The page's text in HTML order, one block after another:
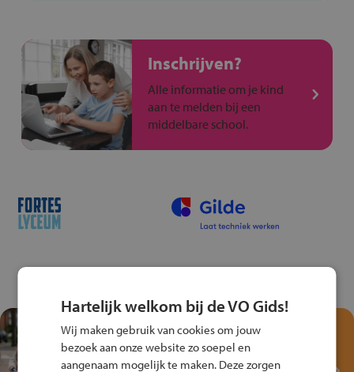
Inschrijven?
Alle informatie om je kind
aan te melden bij een
middelbare school.
Test je kennis met het
Fiets Veilig
Verkeersspel!
Hartelijk welkom bij de VO Gids!
Wij maken gebruik van cookies om jouw
bezoek aan onze website zo soepel en
aangenaam mogelijk te maken. Deze zorgen